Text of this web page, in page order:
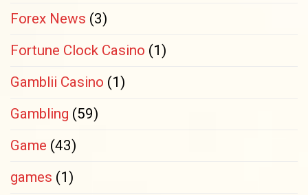
Forex News (3)
Fortune Clock Casino (1)
Gamblii Casino (1)
Gambling (59)
Game (43)
games (1)